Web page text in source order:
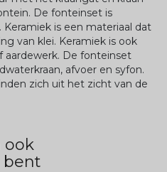
De fonteinset is
is een materiaal dat
van klei. Keramiek is ook
aardewerk. De fonteinset
afvoer en syfon.
zich uit het zicht van de
ook
bent